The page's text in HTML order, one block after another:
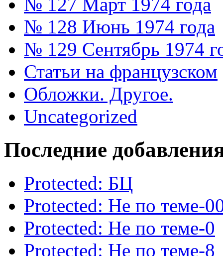
№ 128 Июнь 1974 года
№ 129 Сентябрь 1974
Статьи на французском
Обложки. Другое.
Uncategorized
Последние
Protected: БЦ
Protected: Не по теме-
Protected: Не по теме-0
Protected: Не по теме-8